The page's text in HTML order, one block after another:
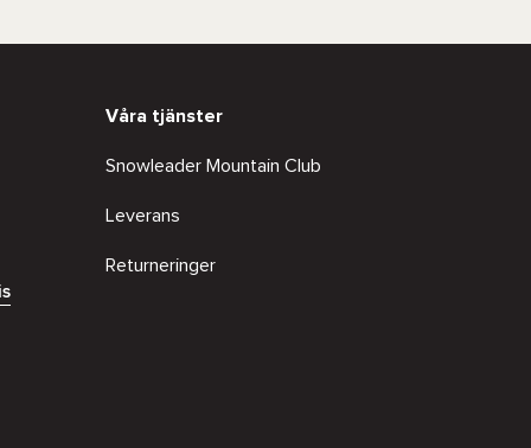
Våra tjänster
Snowleader Mountain Club
Leverans
Returneringer